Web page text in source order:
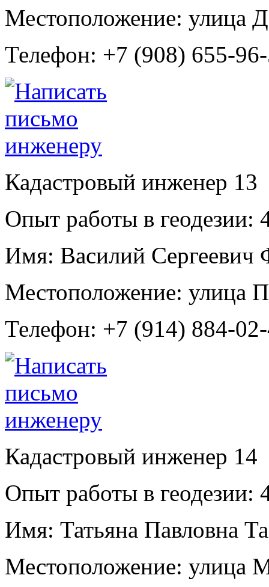
Местоположение: улица
Телефон: +7 (908) 655-
Кадастровый инженер 13
Опыт работы в геодезии:
Имя: Василий Сергеевич
Местоположение: улица
Телефон: +7 (914) 884-
Кадастровый инженер 14
Опыт работы в геодезии:
Имя: Татьяна Павловна
Местоположение: улица